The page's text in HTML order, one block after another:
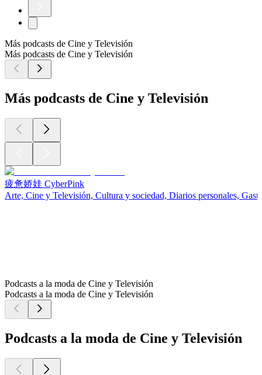
Más podcasts de Cine y Televisión
Más podcasts de Cine y Televisión
Más podcasts de Cine y Televisión
疲惫娇娃 CyberPink
Arte, Cine y Televisión, Cultura y sociedad, Diarios personales,
Podcasts a la moda de Cine y Televisión
Podcasts a la moda de Cine y Televisión
Podcasts a la moda de Cine y Televisión